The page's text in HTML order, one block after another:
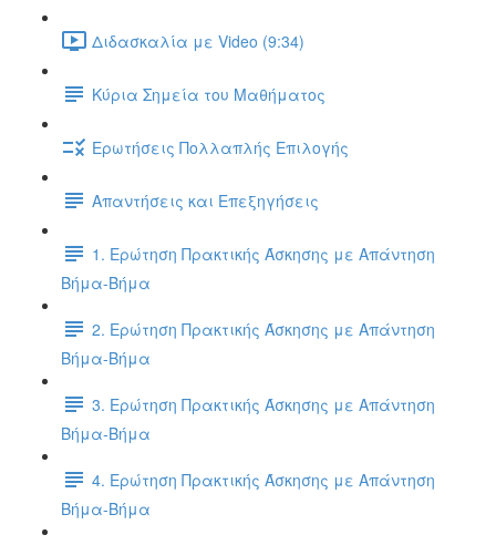
Διδασκαλία με Video (9:34)
Κύρια Σημεία του Μαθήματος
Ερωτήσεις Πολλαπλής Επιλογής
Απαντήσεις και Επεξηγήσεις
1. Ερώτηση Πρακτικής Άσκησης με Απάντηση
Βήμα-Βήμα
2. Ερώτηση Πρακτικής Άσκησης με Απάντηση
Βήμα-Βήμα
3. Ερώτηση Πρακτικής Άσκησης με Απάντηση
Βήμα-Βήμα
4. Ερώτηση Πρακτικής Άσκησης με Απάντηση
Βήμα-Βήμα